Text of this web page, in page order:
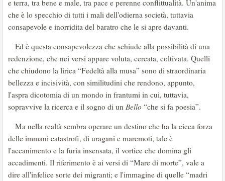
e terra, tra bene e male, tra pace e perenne conflittualità. Un'anima
che è lo specchio di tutti i mali dell'odierna società, tuttavia
consapevole e inorridita del baratro che le si apre davanti.
Ed è questa consapevolezza che schiude alla possibilità di una
redenzione, che nei versi appare voluta, cercata, coltivata. Quelli
che chiudono la lirica “Fedeltà alla musa” sono di straordinaria
bellezza e incisività, con similitudini che rendono, appunto,
l'aspra dicotomia di un mondo in frantumi in cui, tuttavia,
sopravvive la ricerca e il sogno di un Bello “che si fa poesia”.
Ma nella realtà sembra operare un destino che ha la cieca forza
delle immani catastrofi, di uragani e maremoti, tale è
l'accanimento e la furia insensata, il vortice che domina gli
accadimenti. Il riferimento è ai versi di “Mare di morte”, vale a
dire all'infelice sorte dei migranti; e l'immagine di quelle “madri